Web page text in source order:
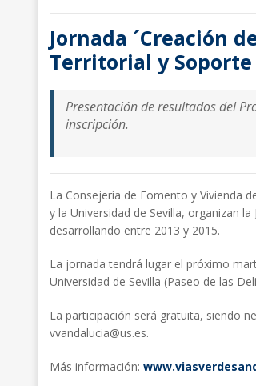
Jornada ´Creación
Territorial y Soporte
Presentación de resultados del
inscripción.
La Consejería de Fomento y Vivienda
y la Universidad de Sevilla, organizan
desarrollando entre 2013 y 2015.
La jornada tendrá lugar el próximo
Universidad de Sevilla (Paseo de las
La participación será gratuita, siendo
vvandalucia@us.es.
Más información: